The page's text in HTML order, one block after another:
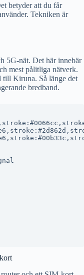
betyder att du får
Tekniken är
5G-nät. Det här innebär
mest pålitliga nätverk.
till Kiruna. Så länge det
bredband.